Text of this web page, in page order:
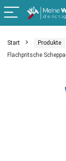
Start Produkte
Flachpritsche